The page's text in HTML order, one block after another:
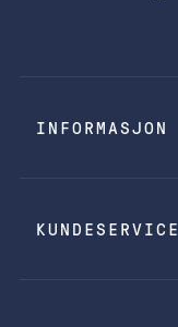
INFORMASJON
KUNDESERVICE